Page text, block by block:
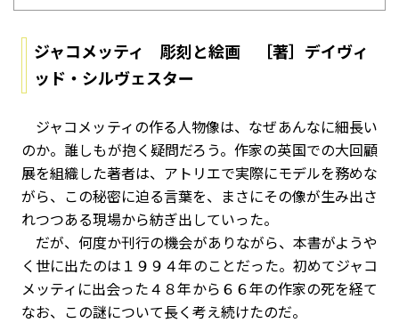
ジャコメッティ 彫刻と絵画 ［著］デイヴィ
ッド・シルヴェスター
ジャコメッティの作る人物像は、なぜあんなに細長い
のか。誰しもが抱く疑問だろう。作家の英国での大回顧
展を組織した著者は、アトリエで実際にモデルを務めな
がら、この秘密に迫る言葉を、まさにその像が生み出さ
れつつある現場から紡ぎ出していった。
だが、何度か刊行の機会がありながら、本書がようや
く世に出たのは１９９４年のことだった。初めてジャコ
メッティに出会った４８年から６６年の作家の死を経て
なお、この謎について長く考え続けたのだ。